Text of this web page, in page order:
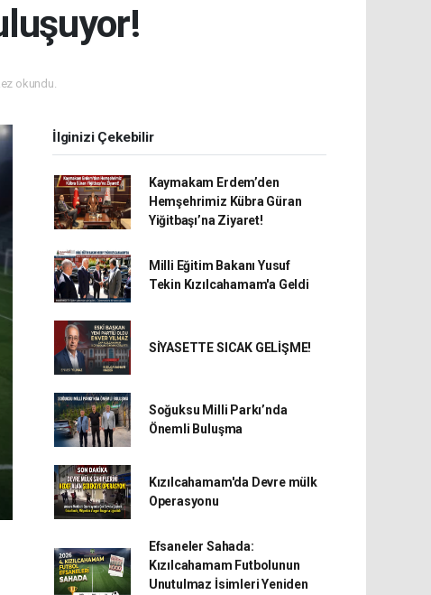
okundu.
İlginizi Çekebilir
Kaymakam Erdem’den
Hemşehrimiz Kübra Güran
Yiğitbaşı’na Ziyaret!
Milli Eğitim Bakanı Yusuf
Tekin Kızılcahamam'a Geldi
SİYASETTE SICAK GELİŞME!
Soğuksu Milli Parkı’nda
Önemli Buluşma
Kızılcahamam'da Devre mülk
Operasyonu
Efsaneler Sahada:
Kızılcahamam Futbolunun
Unutulmaz İsimleri Yeniden